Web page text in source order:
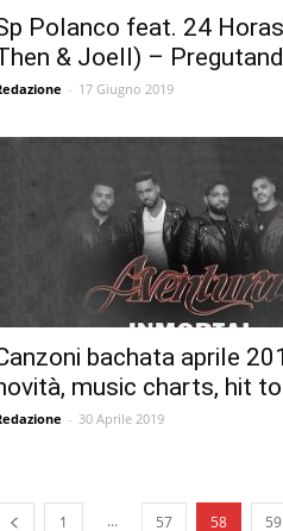
Polanco feat. 24
& Joell) –
- 17 Giugno 2019
bachata aprile
music charts, hit
- 30 Aprile 2019
1 ... 57 58 59